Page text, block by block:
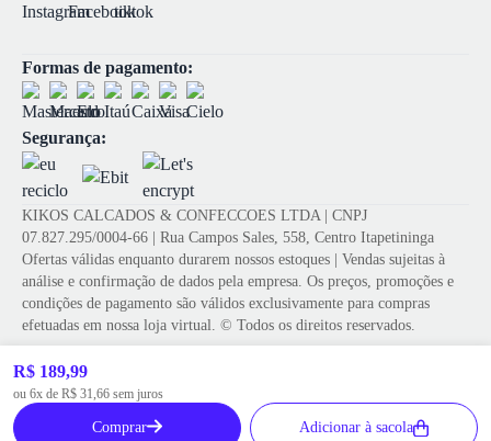
R$ 189,99
ou 6x de R$ 31,66 sem juros
Comprar Adicionar à sacola
Formas de pagamento:
Segurança:
KIKOS CALCADOS & CONFECCOES LTDA | CNPJ
07.827.295/0004-66 | Rua Campos Sales, 558, Centro Itapetininga
Ofertas válidas enquanto durarem nossos estoques | Vendas sujeitas à
análise e confirmação de dados pela empresa. Os preços, promoções e
condições de pagamento são válidos exclusivamente para compras
efetuadas em nossa loja virtual. © Todos os direitos reservados.
Tecnologia de e-commerce
Desenvolvido por